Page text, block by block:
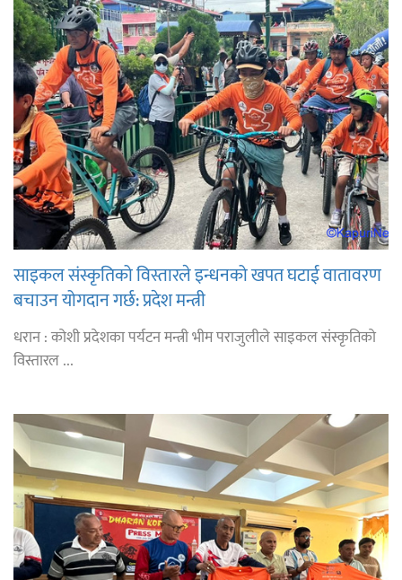
साइकल संस्कृतिको विस्तारले इन्धनको खपत घटाई वातावरण
बचाउन योगदान गर्छ: प्रदेश मन्त्री
धरान : कोशी प्रदेशका पर्यटन मन्त्री भीम पराजुलीले साइकल संस्कृतिको
विस्तारल ...